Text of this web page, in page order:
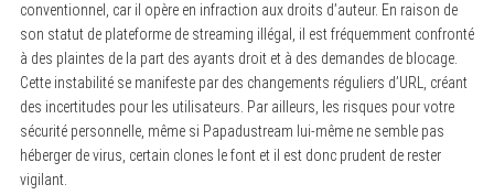
conventionnel, car il opère en infraction aux droits d’auteur. En raison de
son statut de plateforme de streaming illégal, il est fréquemment confronté
à des plaintes de la part des ayants droit et à des demandes de blocage.
Cette instabilité se manifeste par des changements réguliers d’URL, créant
des incertitudes pour les utilisateurs. Par ailleurs, les risques pour votre
sécurité personnelle, même si Papadustream lui-même ne semble pas
héberger de virus, certain clones le font et il est donc prudent de rester
vigilant.